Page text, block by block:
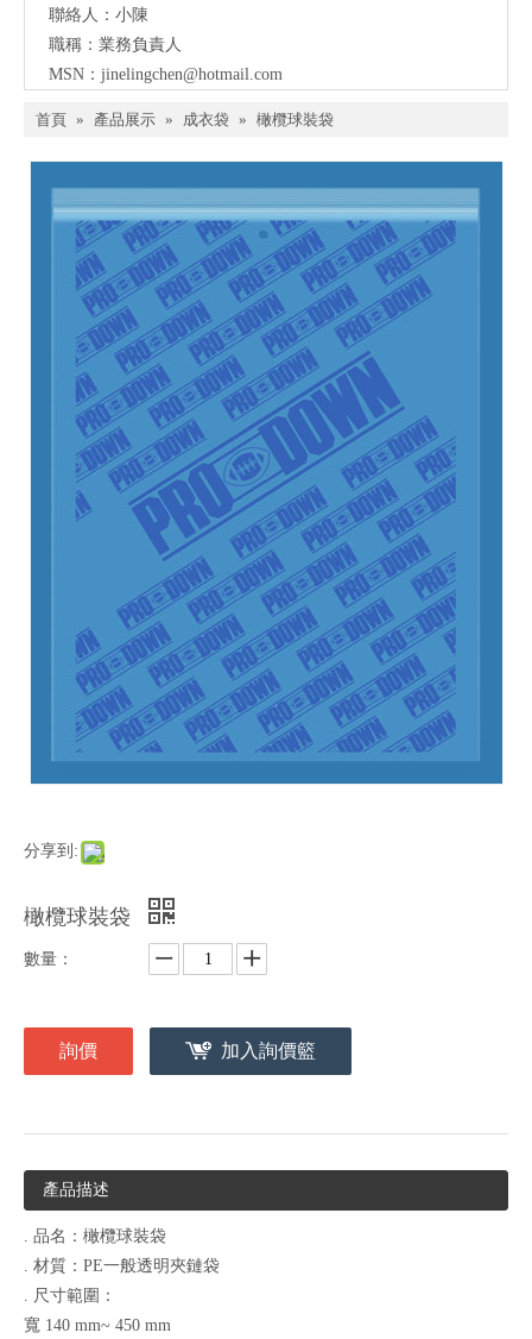
聯絡人：小陳
職稱：業務負責人
MSN： jinelingchen@hotmail.com
首頁 » 產品展示 » 成衣袋 » 橄欖球裝袋
分享到:
橄欖球裝袋
數量：
詢價 加入詢價籃
產品描述
. 品名：橄欖球裝袋
. 材質：PE一般透明夾鏈袋
. 尺寸範圍：
寬 140 mm~ 450 mm